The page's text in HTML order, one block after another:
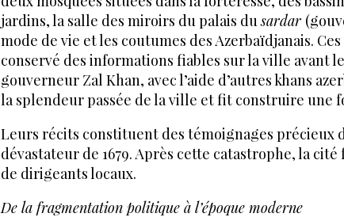
jardins, la salle des miroirs du palais dusardar
mode de vie et les coutumes des Azerbaïdjanais.
conservé des informations fiables sur la ville avant
gouverneur Zal Khan, avec l’aide d’autres khans
la splendeur passée de la ville et fit construire une
Leurs récits constituent des témoignages précieux
dévastateur de 1679. Après cette catastrophe, la
de dirigeants locaux.
De la fragmentation politique à l’époque moderne